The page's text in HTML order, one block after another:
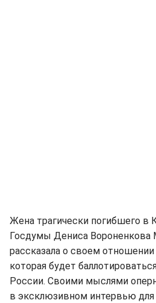
Жена трагически погибшего в
Госдумы Дениса Вороненкова
рассказала о своем
которая будет
России. Своими мыслями
в эксклюзивном интервью для